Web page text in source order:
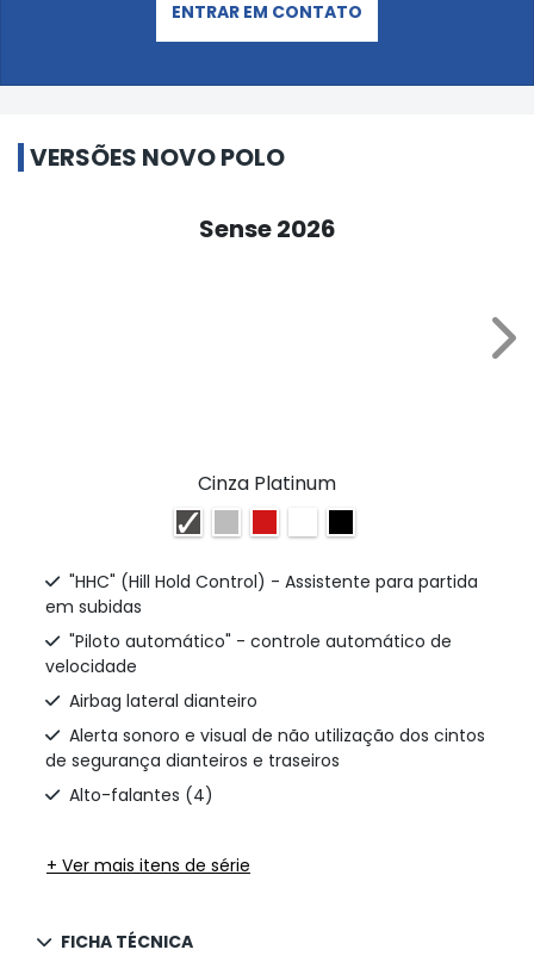
ENTRAR EM CONTATO
VERSÕES NOVO POLO
Sense 2026
Cinza Platinum
"HHC" (Hill Hold Control) - Assistente para partida
em subidas
"Piloto automático" - controle automático de
velocidade
Airbag lateral dianteiro
Alerta sonoro e visual de não utilização dos cintos
de segurança dianteiros e traseiros
Alto-falantes (4)
+ Ver mais itens de série
FICHA TÉCNICA